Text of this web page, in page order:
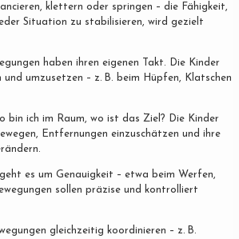
klettern oder springen – die Fähigkeit,
Situation zu stabilisieren, wird gezielt
haben ihren eigenen Takt. Die Kinder
und umzusetzen – z. B. beim Hüpfen, Klatschen
bin ich im Raum, wo ist das Ziel? Die Kinder
Entfernungen einzuschätzen und ihre
es um Genauigkeit – etwa beim Werfen,
sollen präzise und kontrolliert
gleichzeitig koordinieren – z. B.